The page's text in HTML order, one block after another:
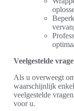
Veelgestelde
Als u overweegt
waarschijnlijk
veelgestelde
voor u.